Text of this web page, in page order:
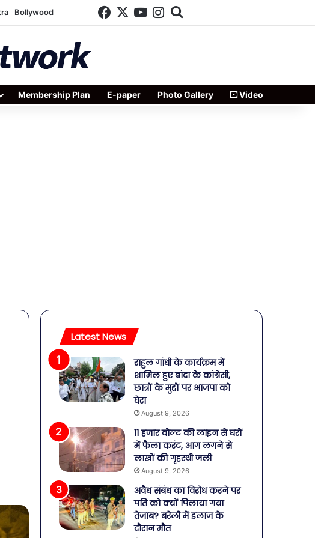
Bollywood Facebook
X YouTube
Instagram
Search for
Membership Plan E-paper Photo Gallery Video
Latest News
राहुल गांधी के कार्यक्रम में
शामिल हुए बांदा के कांग्रेसी,
छात्रों के मुद्दों पर भाजपा को
घेरा
August 9, 2026
11 हजार वोल्ट की लाइन से घरों
में फैला करंट, आग लगने से
लाखों की गृहस्थी जली
August 9, 2026
अवैध संबंध का विरोध करने पर
पति को क्यों पिलाया गया
तेजाब? बरेली में इलाज के
दौरान मौत